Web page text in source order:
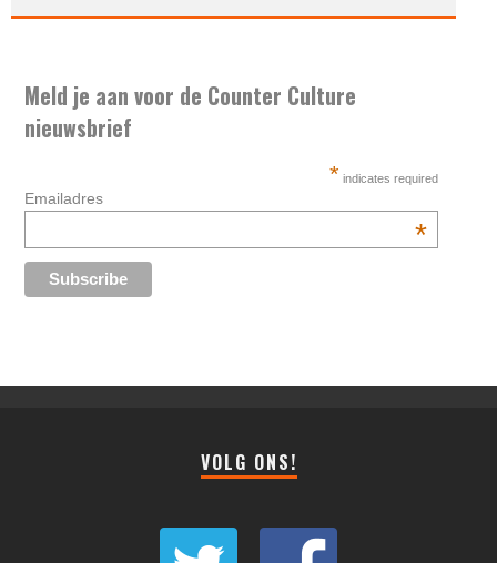
Meld je aan voor de Counter Culture
nieuwsbrief
* indicates required
Emailadres
*
VOLG ONS!